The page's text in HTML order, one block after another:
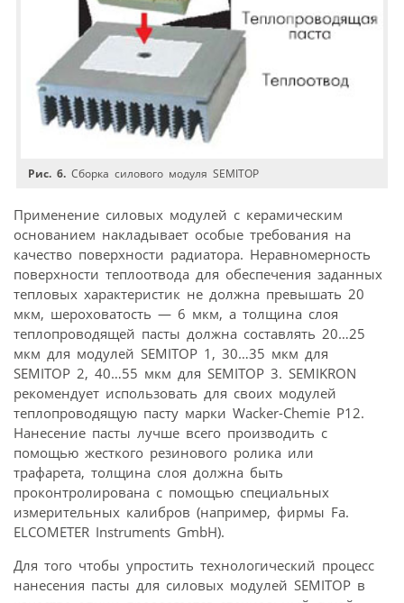
Рис. 6. Сборка силового модуля SEMITOP
Применение силовых модулей с керамическим
основанием накладывает особые требования на
качество поверхности радиатора. Неравномерность
поверхности теплоотвода для обеспечения заданных
тепловых характеристик не должна превышать 20
мкм, шероховатость — 6 мкм, а толщина слоя
теплопроводящей пасты должна составлять 20…25
мкм для модулей SEMITOP 1, 30…35 мкм для
SEMITOP 2, 40…55 мкм для SEMITOP 3. SEMIKRON
рекомендует использовать для своих модулей
теплопроводящую пасту марки Wacker-Chemie P12.
Нанесение пасты лучше всего производить с
помощью жесткого резинового ролика или
трафарета, толщина слоя должна быть
проконтролирована с помощью специальных
измерительных калибров (например, фирмы Fa.
ELCOMETER Instruments GmbH).
Для того чтобы упростить технологический процесс
нанесения пасты для силовых модулей SEMITOP в